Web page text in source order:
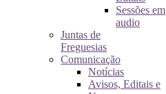
Sessões em
audio
Juntas de
Freguesias
Comunicação
Notícias
Avisos, Editais e